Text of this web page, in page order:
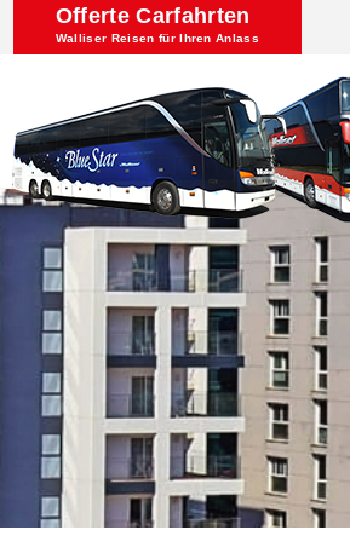
Offerte Carfahrten
Walliser Reisen für Ihren Anlass